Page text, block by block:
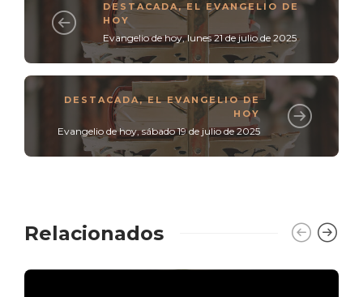
DESTACADA,EL EVANGELIO DE
HOY
Evangelio de hoy, lunes 21 de julio de 2025
DESTACADA,EL EVANGELIO DE
HOY
Evangelio de hoy, sábado 19 de julio de 2025
Relacionados